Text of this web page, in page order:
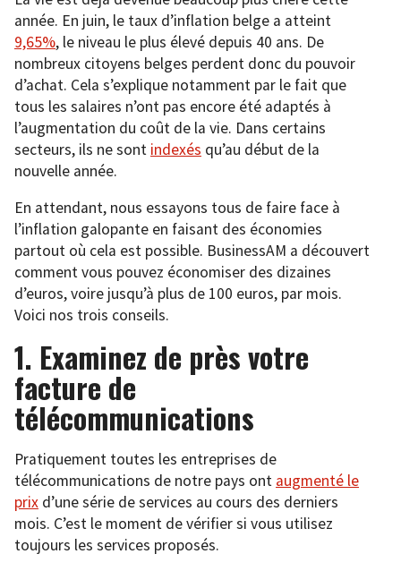
année. En juin, le taux d’inflation belge a atteint
9,65%, le niveau le plus élevé depuis 40 ans. De
nombreux citoyens belges perdent donc du pouvoir
d’achat. Cela s’explique notamment par le fait que
tous les salaires n’ont pas encore été adaptés à
l’augmentation du coût de la vie. Dans certains
secteurs, ils ne sont indexés qu’au début de la
nouvelle année.
En attendant, nous essayons tous de faire face à
l’inflation galopante en faisant des économies
partout où cela est possible. BusinessAM a découvert
comment vous pouvez économiser des dizaines
d’euros, voire jusqu’à plus de 100 euros, par mois.
Voici nos trois conseils.
1. Examinez de près votre
facture de
télécommunications
Pratiquement toutes les entreprises de
télécommunications de notre pays ont augmenté le
prix d’une série de services au cours des derniers
mois. C’est le moment de vérifier si vous utilisez
toujours les services proposés.